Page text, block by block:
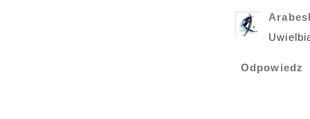
Odpowiedz